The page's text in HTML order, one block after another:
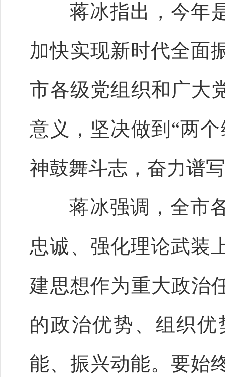
蒋冰指出，今年是
加快实现新时代全面
市各级党组织和广大
意义，坚决做到“两
神鼓舞斗志，奋力谱
蒋冰强调，全市各
忠诚、强化理论武装
建思想作为重大政治
的政治优势、组织
能、振兴动能。要始